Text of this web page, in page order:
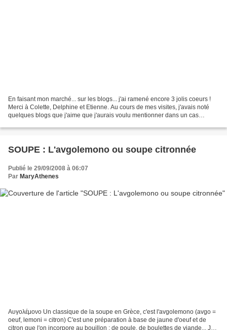
En faisant mon marché... sur les blogs... j'ai ramené encore 3 jolis coeurs !
Merci à Colette, Delphine et Etienne. Au cours de mes visites, j'avais noté
quelques blogs que j'aime que j'aurais voulu mentionner dans un cas
SOUPE : L'avgolemono ou soupe citronnée
Publié le 29/09/2008 à 06:07
Par MaryAthenes
Αυγολέμονο Un classique de la soupe en Grèce, c'est l'avgolemono (avgo =
oeuf, lemoni = citron) C'est une préparation à base de jaune d'oeuf et de
citron que l'on incorpore au bouillon : de poule, de boulettes de viande... Je